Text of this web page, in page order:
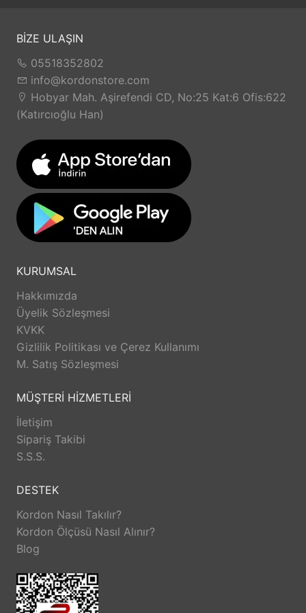
BİZE ULAŞIN
05518352802
info@kordonstore.com
Hobyar Mah. Aşirefendi CD, No:25 Kat:6 Ofis:622
(Katırcıoğlu Han)
KURUMSAL
Hakkımızda
Üyelik Sözleşmesi
KVKK
Gizlilik Politikası ve Çerez Kullanımı
M. Satış Sözleşmesi
MÜŞTERİ HİZMETLERİ
İletişim
Sipariş Takibi
S.S.S.
DESTEK
Kordon Nasıl Takılır?
Kordon Ölçüsü Nasıl Alınır?
Blog